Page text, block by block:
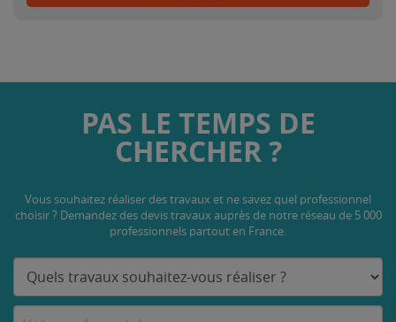
PAS LE TEMPS DE
CHERCHER ?
Vous souhaitez réaliser des travaux et ne savez quel professionnel
choisir ? Demandez des devis travaux auprès de notre réseau de 5 000
professionnels partout en France.